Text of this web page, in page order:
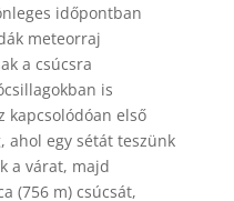
időpontban
meteorraj
a csúcsra
is
kapcsolódóan első
ahol egy sétát teszünk
a várat, majd
(756 m) csúcsát,